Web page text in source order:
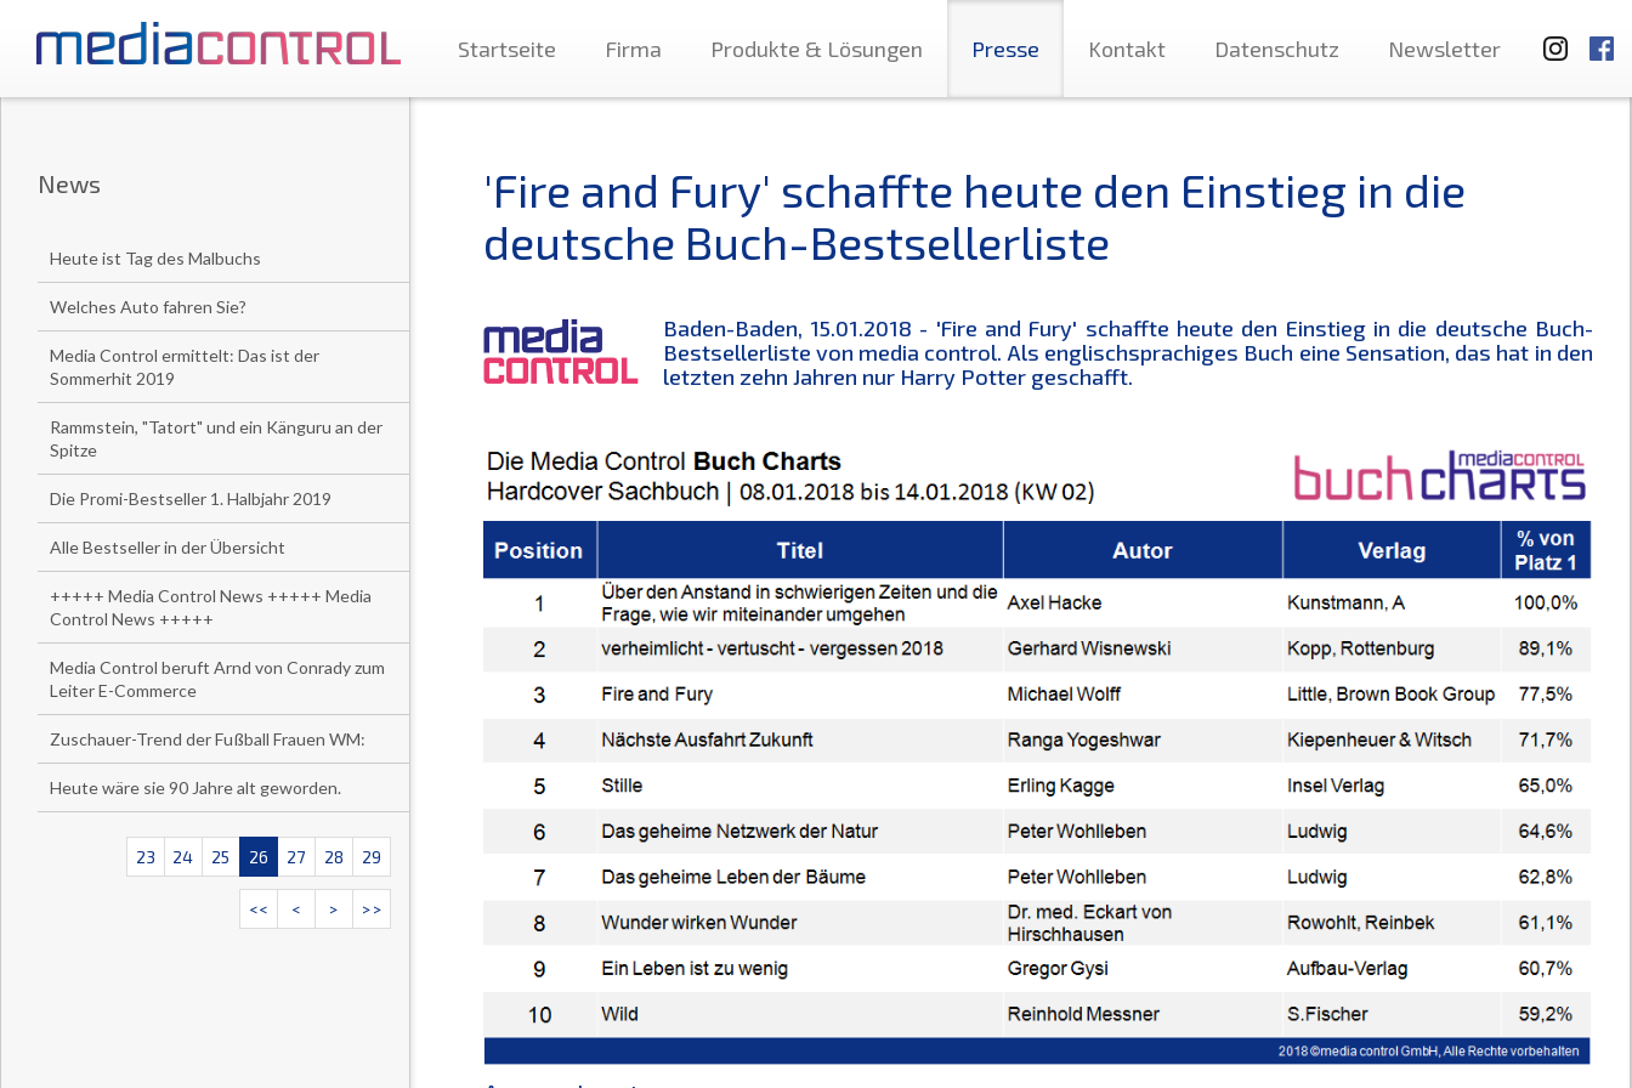
Startseite Firma Produkte & Lösungen Presse Kontakt Datenschutz Newsletter
News
Heute ist Tag des Malbuchs
Welches Auto fahren Sie?
Media Control ermittelt: Das ist der
Sommerhit 2019
Rammstein, "Tatort" und ein Känguru an der
Spitze
Die Promi-Bestseller 1. Halbjahr 2019
Alle Bestseller in der Übersicht
+++++ Media Control News +++++ Media
Control News +++++
Media Control beruft Arnd von Conrady zum
Leiter E-Commerce
Zuschauer-Trend der Fußball Frauen WM:
Heute wäre sie 90 Jahre alt geworden.
23 24 25 26 27 28 29
<< < > >>
'Fire and Fury' schaffte heute den Einstieg in die
deutsche Buch-Bestsellerliste
Baden-Baden, 15.01.2018 - 'Fire and Fury' schaffte heute den Einstieg in die deutsche Buch-
Bestsellerliste von media control. Als englischsprachiges Buch eine Sensation, das hat in den
letzten zehn Jahren nur Harry Potter geschafft.